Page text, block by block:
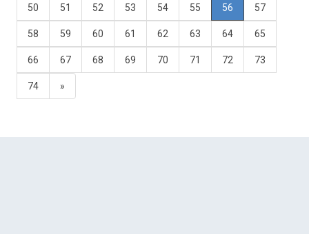
50 51 52 53 54 55 56 57
58 59 60 61 62 63 64 65
66 67 68 69 70 71 72 73
74 »